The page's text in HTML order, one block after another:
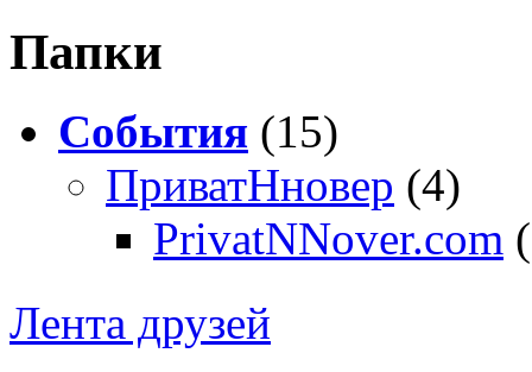
Папки
События (15)
ПриватНновер (4)
PrivatNNover.com
Лента друзей